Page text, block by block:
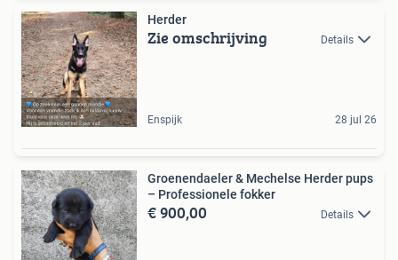
Herder
Zie omschrijving Details
Enspijk 28 jul 26
Groenendaeler & Mechelse Herder pups
– Professionele fokker
€ 900,00 Details